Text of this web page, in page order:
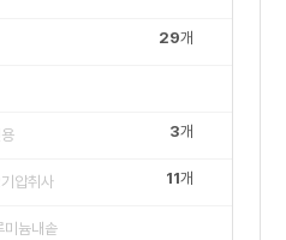
29개
3개
압취사 11개
미늄내솥